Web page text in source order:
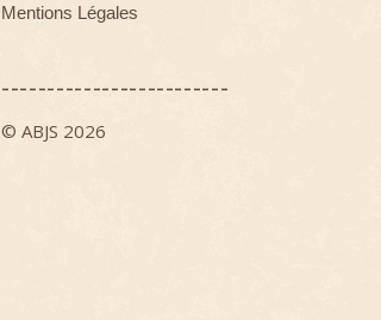
Mentions Légales
-------------------------
© ABJS 2026